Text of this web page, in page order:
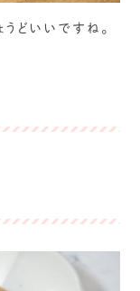
どいいですね。